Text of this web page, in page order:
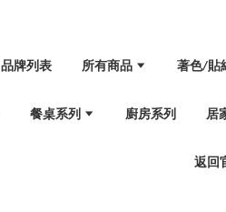
品牌列表 所有商品 著色/貼
餐桌系列 廚房系列 居
返回